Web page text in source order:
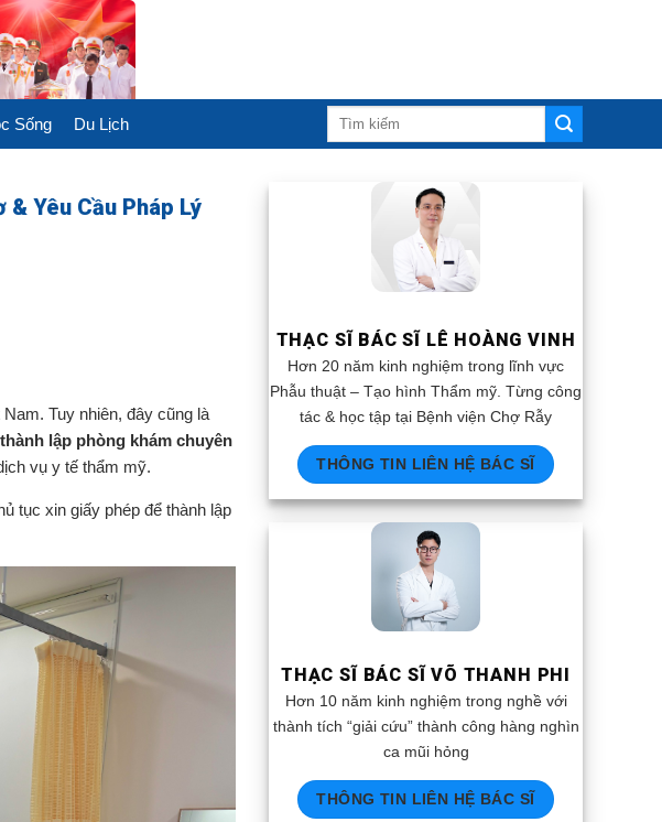
Sống Du Lịch
& Yêu Cầu Pháp Lý
Tuy nhiên, đây cũng là
lập phòng khám chuyên
vụ y tế thẩm mỹ.
tục xin giấy phép để thành lập
THẠC SĨ BÁC SĨ LÊ HOÀNG VINH
Hơn 20 năm kinh nghiệm trong lĩnh vực
Phẫu thuật – Tạo hình Thẩm mỹ. Từng công
tác & học tập tại Bệnh viện Chợ Rẫy
THÔNG TIN LIÊN HỆ BÁC SĨ
THẠC SĨ BÁC SĨ VÕ THANH PHI
Hơn 10 năm kinh nghiệm trong nghề với
thành tích “giải cứu” thành công hàng nghìn
ca mũi hỏng
THÔNG TIN LIÊN HỆ BÁC SĨ